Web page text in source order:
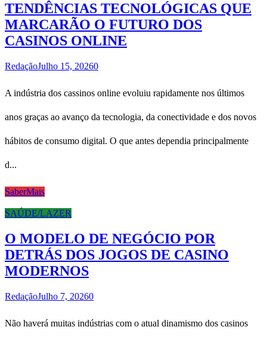
TENDÊNCIAS TECNOLÓGICAS QUE
MARCARÃO O FUTURO DOS
CASINOS ONLINE
RedaçãoJulho 15, 20260
A indústria dos cassinos online evoluiu rapidamente nos últimos
anos graças ao avanço da tecnologia, da conectividade e dos novos
hábitos de consumo digital. O que antes dependia principalmente
d...
SaberMais
SAÚDE/LAZER
O MODELO DE NEGÓCIO POR
DETRÁS DOS JOGOS DE CASINO
MODERNOS
RedaçãoJulho 7, 20260
Não haverá muitas indústrias com o atual dinamismo dos casinos